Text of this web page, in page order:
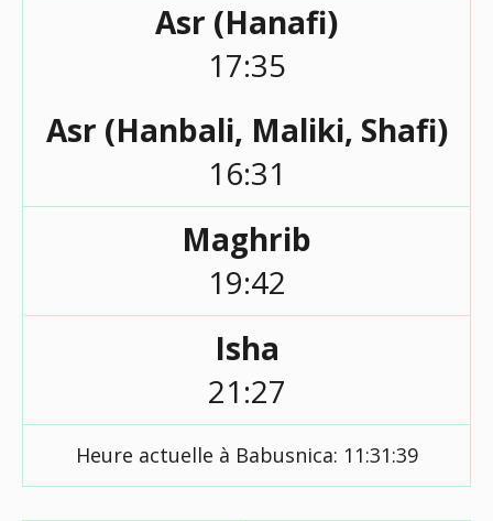
Asr (Hanafi)
17:35
Asr (Hanbali, Maliki, Shafi)
16:31
Maghrib
19:42
Isha
21:27
Heure actuelle à Babusnica: 11:31:40